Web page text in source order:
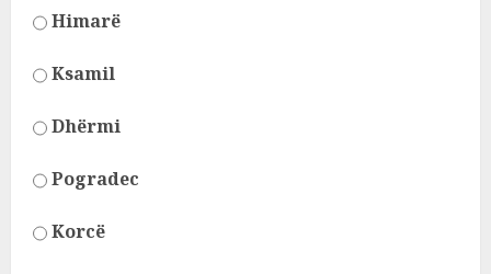
Himarë
Ksamil
Dhërmi
Pogradec
Korcë